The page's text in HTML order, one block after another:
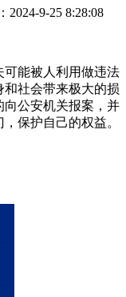
2024-9-25 8:28:08
可能被人利用做违法
社会带来极大的损
向公安机关报案，并
保护自己的权益。